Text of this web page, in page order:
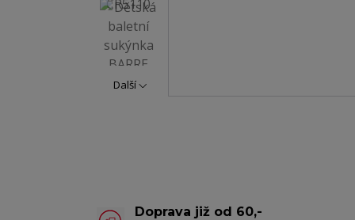
Další
Doprava již od 60,-